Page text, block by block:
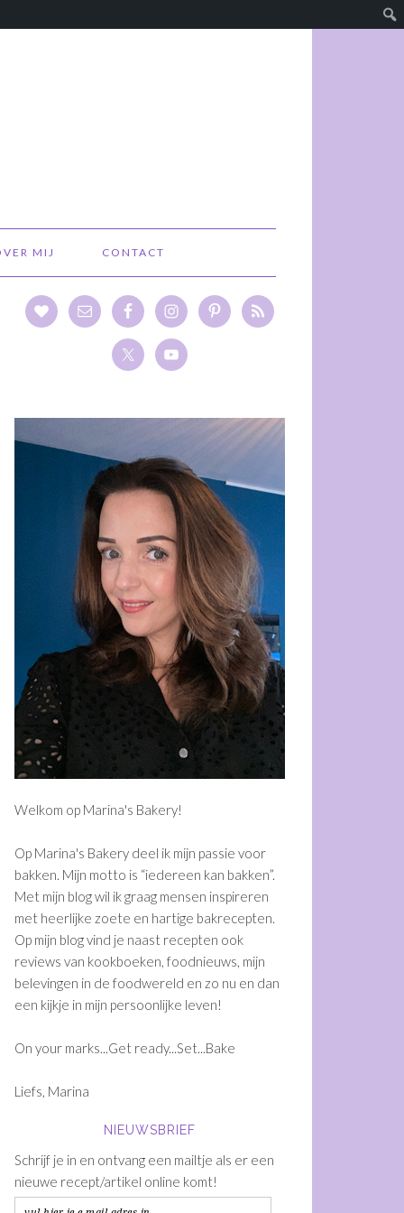
MIJ CONTACT
Welkom op Marina's Bakery!
Op Marina's Bakery deel ik mijn passie voor
bakken. Mijn motto is “iedereen kan bakken”.
Met mijn blog wil ik graag mensen inspireren
met heerlijke zoete en hartige bakrecepten.
Op mijn blog vind je naast recepten ook
reviews van kookboeken, foodnieuws, mijn
belevingen in de foodwereld en zo nu en dan
een kijkje in mijn persoonlijke leven!
On your marks...Get ready...Set...Bake
Liefs, Marina
NIEUWSBRIEF
Schrijf je in en ontvang een mailtje als er een
nieuwe recept/artikel online komt!
vul